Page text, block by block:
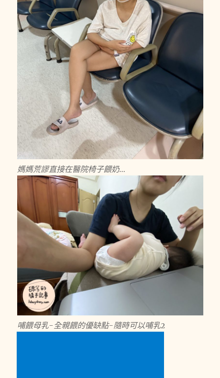
媽媽荒謬直接在醫院椅子餵奶…
哺餵母乳-全親餵的優缺點-隨時可以哺乳2